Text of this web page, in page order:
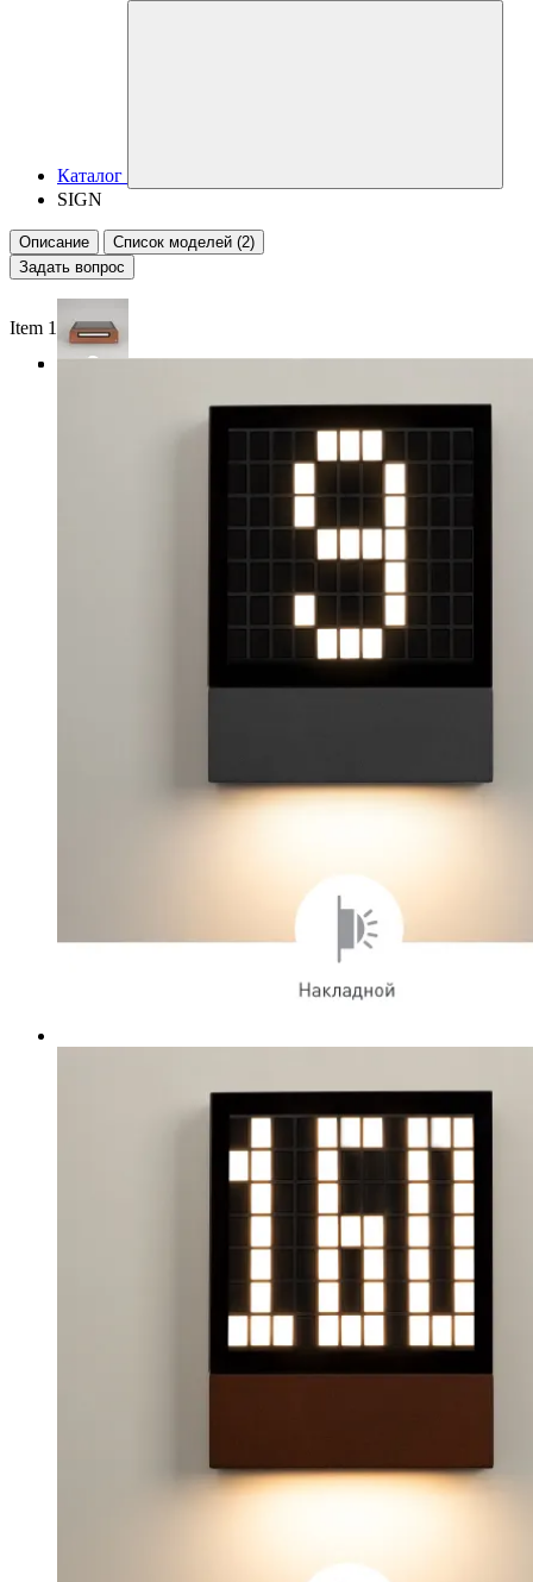
Каталог
SIGN
Описание
Список моделей (2)
Задать вопрос
Item 1 of 3